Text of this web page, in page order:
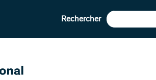
Rechercher